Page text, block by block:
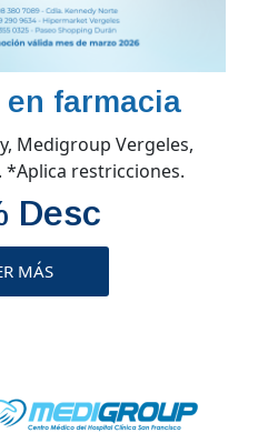
en farmacia
Medigroup Vergeles,
restricciones.
Desc
MÁS